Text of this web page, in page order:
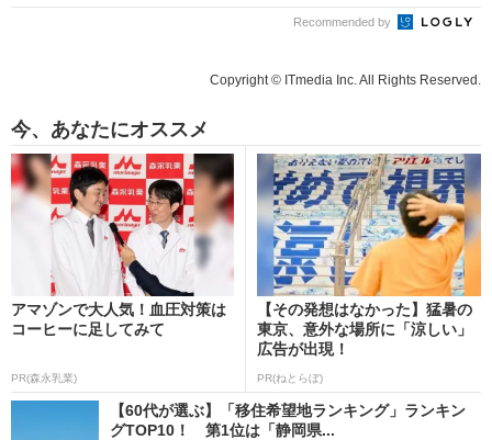
Recommended by
Copyright © ITmedia Inc. All Rights Reserved.
今、あなたにオススメ
アマゾンで大人気！血圧対策は
コーヒーに足してみて
PR(森永乳業)
【その発想はなかった】猛暑の
東京、意外な場所に「涼しい」
広告が出現！
PR(ねとらぼ)
【60代が選ぶ】「移住希望地ランキング」ランキン
グTOP10！ 第1位は「静岡県...